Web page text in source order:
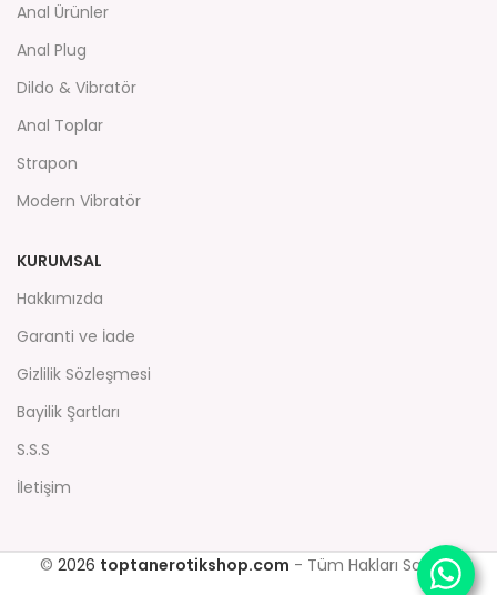
Anal Ürünler
Anal Plug
Dildo & Vibratör
Anal Toplar
Strapon
Modern Vibratör
KURUMSAL
Hakkımızda
Garanti ve İade
Gizlilik Sözleşmesi
Bayilik Şartları
S.S.S
İletişim
© 2026 toptanerotikshop.com - Tüm Hakları Saklıdır.